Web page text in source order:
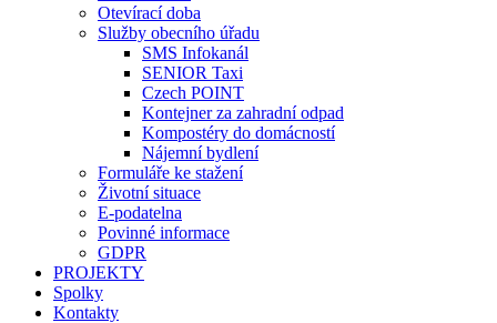
Otevírací doba
Služby obecního úřadu
SMS Infokanál
SENIOR Taxi
Czech POINT
Kontejner za zahradní odpad
Kompostéry do domácností
Nájemní bydlení
Formuláře ke stažení
Životní situace
E-podatelna
Povinné informace
GDPR
PROJEKTY
Spolky
Kontakty